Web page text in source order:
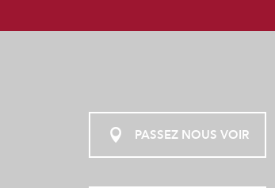
PASSEZ NOUS VOIR